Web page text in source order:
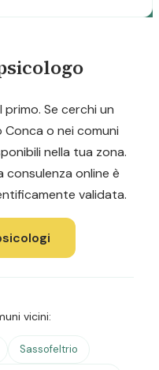
Se cerchi un
o nei comuni
nella tua zona.
consulenza online è
validata.
vicini:
Sassofeltrio